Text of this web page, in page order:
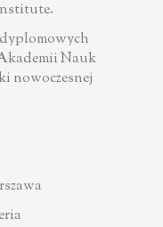
Nauk
nowoczesnej